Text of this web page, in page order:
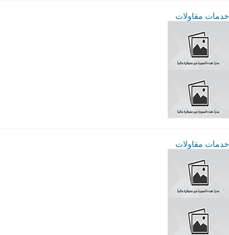
خدمات مقاولات
خدمات مقاولات